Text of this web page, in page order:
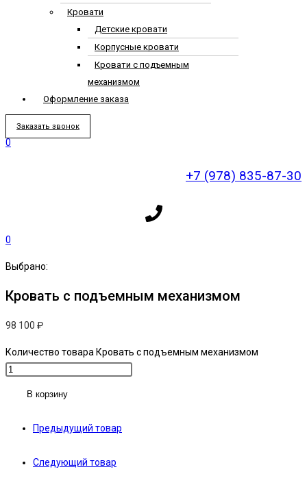
Кровати
Детские кровати
Корпусные кровати
Кровати с подъемным
механизмом
Оформление заказа
Заказать звонок
0
+7 (978) 835-87-30
0
Выбрано:
Кровать с подъемным механизмом
98 100 ₽
Количество товара Кровать с подъемным механизмом
В корзину
Предыдущий товар
Следующий товар